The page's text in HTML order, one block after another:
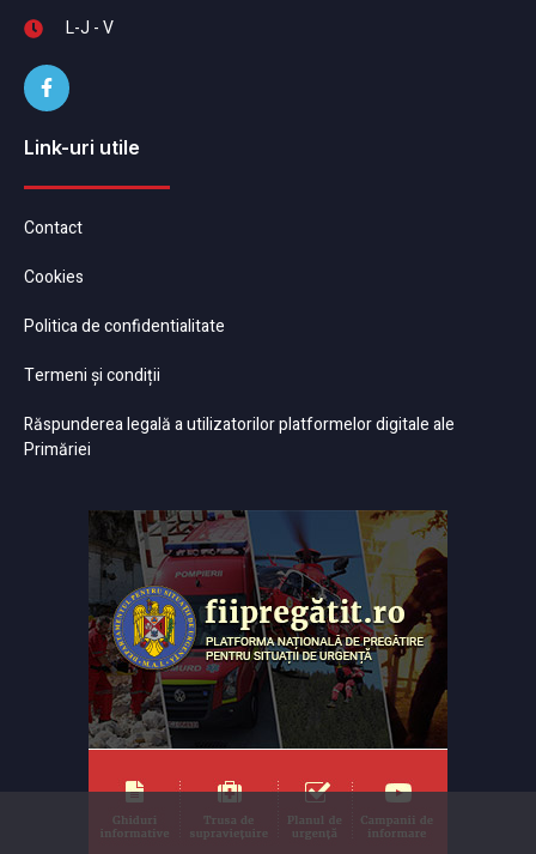
L-J - V
Link-uri utile
Contact
Cookies
Politica de confidentialitate
Termeni și condiții
Răspunderea legală a utilizatorilor platformelor digitale ale
Primăriei